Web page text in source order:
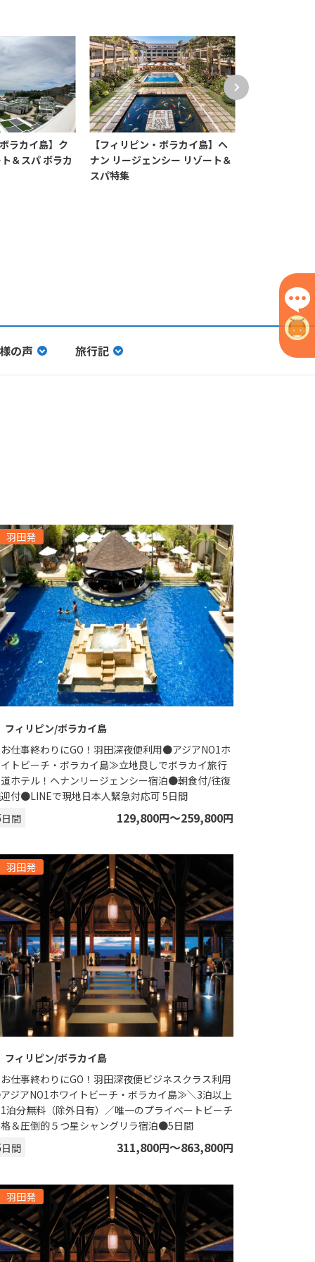
ラカイ島】ク
＆スパ ボラカ
【フィリピン・ボラカイ島】ヘ
ナン リージェンシー リゾート＆
スパ特集
の声 旅行記
羽田発
フィリピン/ボラカイ島
仕事終わりにGO！羽田深夜便利用●アジアNO1ホ
トビーチ・ボラカイ島≫立地良しでボラカイ旅行
ホテル！ヘナンリージェンシー宿泊●朝食付/往復
付●LINEで現地日本人緊急対応可 5日間
日間 129,800円〜259,800円
羽田発
フィリピン/ボラカイ島
仕事終わりにGO！羽田深夜便ビジネスクラス利用
ジアNO1ホワイトビーチ・ボラカイ島≫＼3泊以上
泊分無料（除外日有）／唯一のプライベートビーチ
＆圧倒的５つ星シャングリラ宿泊●5日間
日間 311,800円〜863,800円
羽田発